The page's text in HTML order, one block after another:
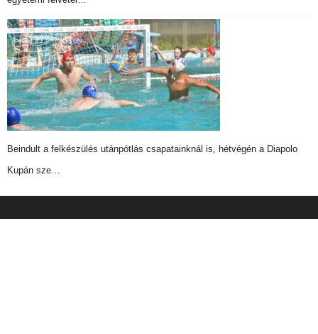
Beindult a felkészülés utánpótlás csapatainknál is, hétvégén a Diapolo
Kupán sze…